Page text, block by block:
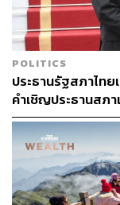
แม่น้ำก็มี ถ้าคืนไห
มานั่งชิลกันบริเวณ
ไฮไลต์อีกอย่างหนึ่
สามารถพ่นน้ำ พ่น
มังกรตัวใหญ่ดูราว
POLITICS
ประธานรัฐสภาไท
คำเชิญประธานสภ